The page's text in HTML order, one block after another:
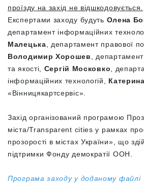
проїзду на захід не відшкодовується.
Експертами заходу будуть Олена
департамент інформаційних
Малецька , департамент правової
Володимир Хорошев
,
та якості, Сергій Московко ,
інформаційних технологій,
«Вінницякартсервіс».
Захід організований програмою
міста/Transparent cities у рамках
прозорості в містах України», що
підтримки Фонду демократії ООН.
Програма заходу у доданому файлі